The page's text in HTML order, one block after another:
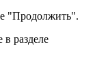
"Продолжить".
в разделе